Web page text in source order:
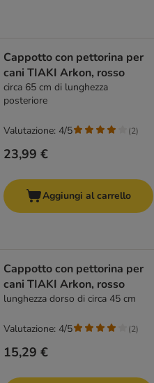
Cappotto con pettorina per
cani TIAKI Arkon, rosso
circa 65 cm di lunghezza
posteriore
23,99 €
Valutazione: 4/5 (2)
Aggiungi al carrello
Cappotto con pettorina per
cani TIAKI Arkon, rosso
lunghezza dorso di circa 45 cm
15,29 €
Valutazione: 4/5 (2)